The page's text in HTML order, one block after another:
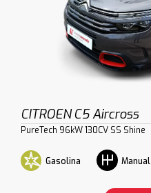
CITROEN C5 Aircross
PureTech 96kW 130CV SS Shine
Gasolina Manual